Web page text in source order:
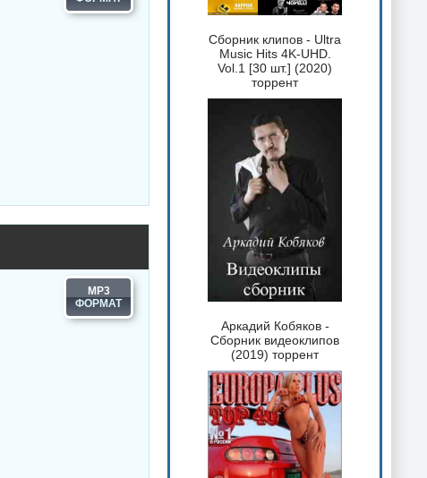
MP3
Сборник клипов - Ultra
Music Hits 4K-UHD.
Vol.1 [30 шт.] (2020)
торрент
Аркадий Кобяков -
Сборник видеоклипов
(2019) торрент